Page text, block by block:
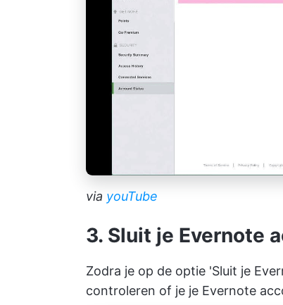
via youTube
3. Sluit je Evernote
Zodra je op de optie 'Sluit je
controleren of je je Evernote